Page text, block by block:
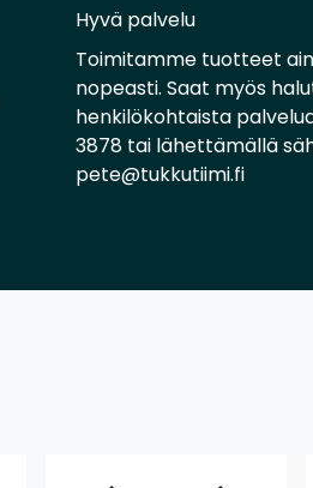
Hyvä palvelu
Toimitamme tuotteet
nopeasti. Saat myös
henkilökohtaista
3878 tai lähettämällä
pete@tukkutiimi.fi